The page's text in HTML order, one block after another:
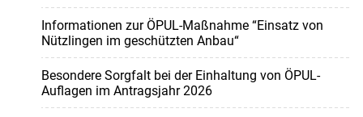
Informationen zur ÖPUL-Maßnahme “Einsatz von
Nützlingen im geschützten Anbau“
Besondere Sorgfalt bei der Einhaltung von ÖPUL-
Auflagen im Antragsjahr 2026